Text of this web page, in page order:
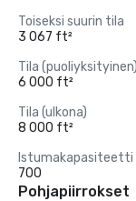
Toiseksi suurin tila
3 067 ft²
Tila (puoliyksityinen)
6 000 ft²
Tila (ulkona)
8 000 ft²
Istumakapasiteetti
700
Pohjapiirrokset